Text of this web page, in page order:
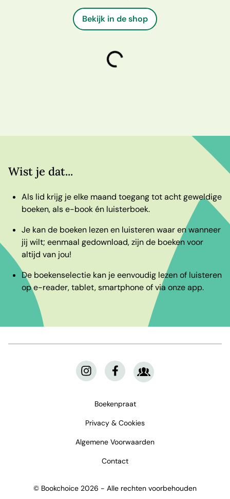
Bekijk in de shop
laden
Wist je dat...
Als lid krijg je elke maand toegang tot acht geweldige
boeken, als e-book én luisterboek.
Je kan de boeken lezen en luisteren waar en wanneer
jij wilt; eenmaal gedownload, zijn de boeken voor
altijd van jou!
De boekenselectie kan je eenvoudig lezen of luisteren
op e-reader, tablet, smartphone of via onze app.
Boekenpraat
Privacy & Cookies
Algemene Voorwaarden
Contact
© Bookchoice 2026 - Alle rechten voorbehouden